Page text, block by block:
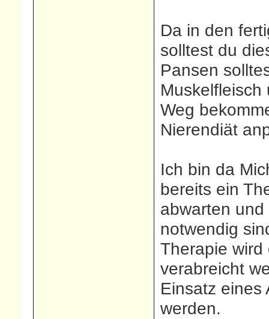
Da in den
solltest du
Pansen
Weg
Nierendiät
Ich bin da
bereits ein
abwarten
notwendig
Therapie
verabreicht
Einsatz eines
werden.